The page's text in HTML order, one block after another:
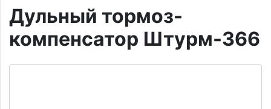
Дульный тормоз-
компенсатор Штурм-366